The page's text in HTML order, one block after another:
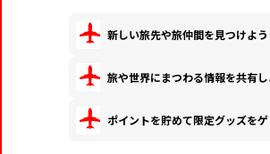
新しい旅先や旅仲間を見つけよう
旅や世界にまつわる情報を共有し
ポイントを貯めて限定グッズをゲ